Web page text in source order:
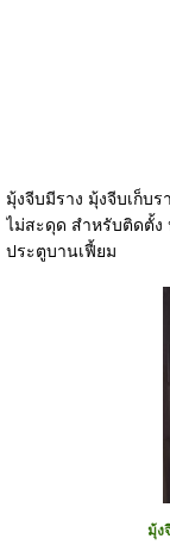
มุ้งจีบมีราง มุ้งจีบเก็บ
ไม่สะดุด สำหรับติดตั้ง
ประตูบานเฟี้ยม
มุ้ง